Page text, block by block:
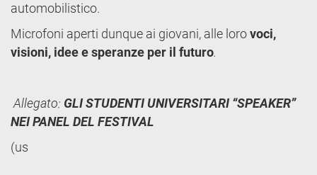
automobilistico.
Microfoni aperti dunque ai giovani, alle lorovoci,
visioni, ideee speranze per il futuro.
Allegato: GLI STUDENTI UNIVERSITARI “SPEAKER”
NEI PANEL DEL FESTIVAL
(us